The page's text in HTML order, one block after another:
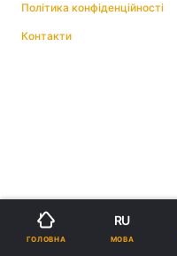
Політика конфіденційності
Контакти
ГОЛОВНА
RU
МОВА